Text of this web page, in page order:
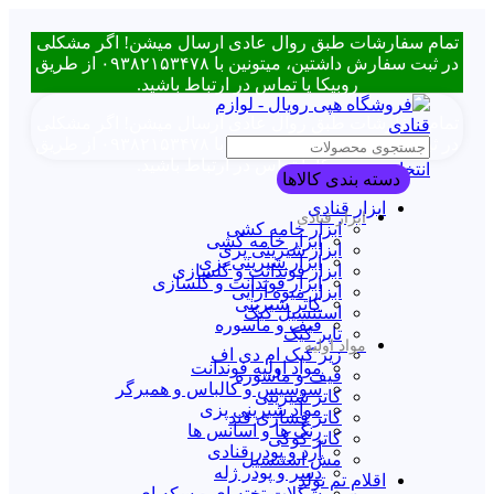
تمام سفارشات طبق روال عادی ارسال میشن! اگر مشکلی
در ثبت سفارش داشتین، میتونین با ۰۹۳۸۲۱۵۳۴۷۸ از طریق
روبیکا یا تماس در ارتباط باشید.
تمام سفارشات طبق روال عادی ارسال میشن! اگر مشکلی
روبیکا یا تماس در ارتباط باشید.انتخاب دسته بندی
ابزار قنادی
ابزار خامه کشی
ابزار شیرینی پزی
ابزار فوندانت و گلسازی
ابزار میوه آرایی
استنسیل کیک
تاپر کیک
زیر کیک ام دی اف
قیف و ماسوره
کاتر شیرینی
کاتر فشاری قند
کاتر کوکی
مش استنسیل
اقلام تم تولد
دسته بندی کالاها
ابزار قنادی
ابزار خامه کشی
ابزار شیرینی پزی
ابزار فوندانت و گلسازی
کاتر شیرینی
قیف و ماسوره
مواد اولیه
مواد اولیه فوندانت
سوسیس و کالباس و همبرگر
مواد شیرینی پزی
رنگ ها و اسانس ها
آرد و پودر قنادی
دسر و پودر ژله